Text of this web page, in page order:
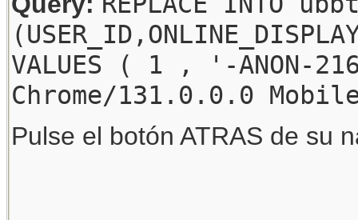
VALUES ( 1 , '-
Chrome/131.0.0.0
Pulse el botón ATRAS de su